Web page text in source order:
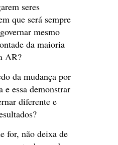
seres
que será sempre
mesmo
da maioria
AR?
da mudança por
e essa demonstrar
diferente e
for, não deixa de